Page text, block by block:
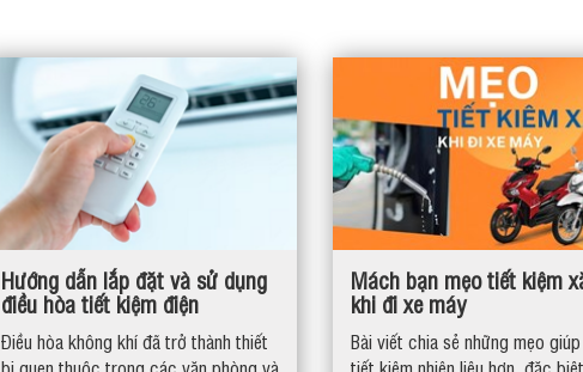
Hướng dẫn lắp đặt và sử dụng
điều hòa tiết kiệm điện
Điều hòa không khí đã trở thành thiết
Mách bạn mẹo tiết kiệm
khi đi xe máy
Bài viết chia sẻ những mẹo